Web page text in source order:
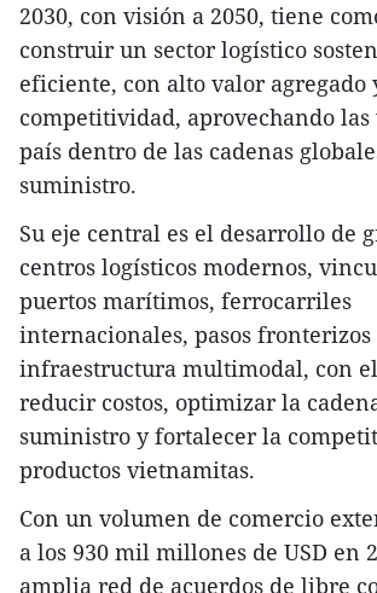
2030, con visión a 2050, tiene
construir un sector logístico
eficiente, con alto valor agregado
competitividad, aprovechando las
país dentro de las cadenas
suministro.
Su eje central es el desarrollo de
centros logísticos modernos,
puertos marítimos, ferrocarriles
internacionales, pasos fronterizos
infraestructura multimodal, con
reducir costos, optimizar la
suministro y fortalecer la
productos vietnamitas.
Con un volumen de comercio
a los 930 mil millones de USD en
amplia red de acuerdos de libre